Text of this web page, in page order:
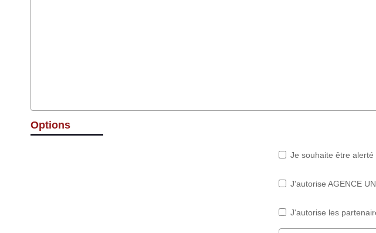
Options
Je souhaite être
J'autorise AGENCE
J'autorise les